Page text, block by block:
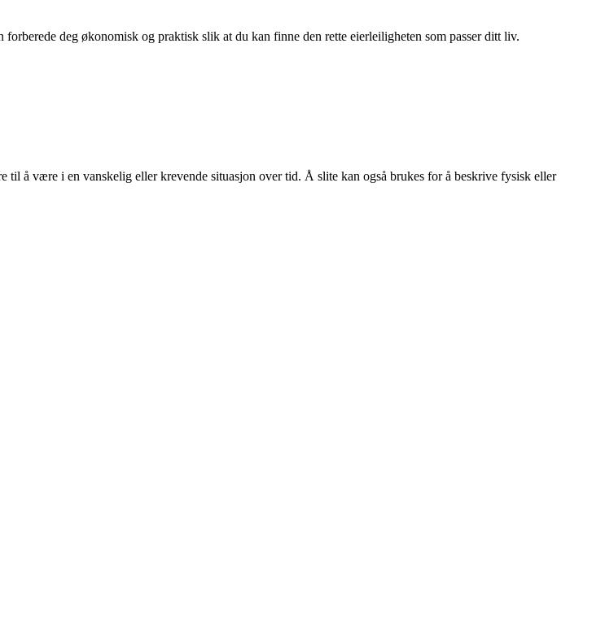
deg økonomisk og praktisk slik at du kan finne den rette eierleiligheten som passer ditt liv.
å være i en vanskelig eller krevende situasjon over tid. Å slite kan også brukes for å beskrive fysisk eller